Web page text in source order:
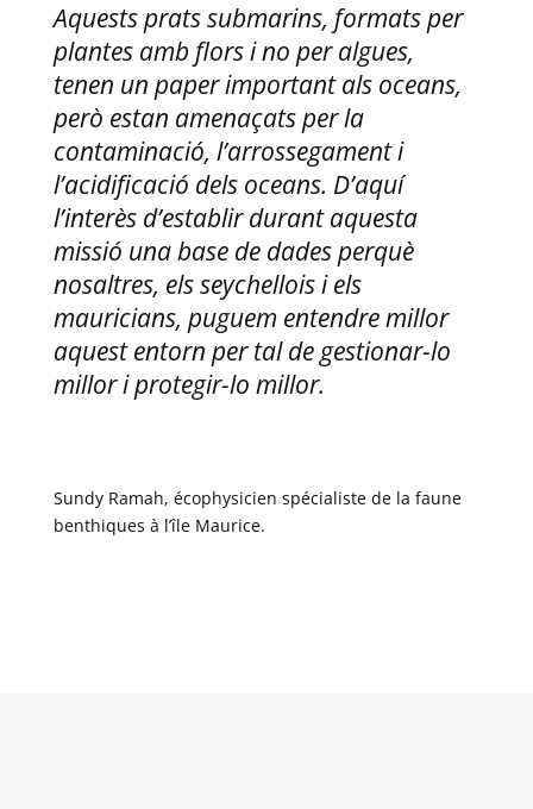
Aquests prats submarins, formats per
plantes amb flors i no per algues,
tenen un paper important als oceans,
però estan amenaçats per la
contaminació, l’arrossegament i
l’acidificació dels oceans. D’aquí
l’interès d’establir durant aquesta
missió una base de dades perquè
nosaltres, els seychellois i els
mauricians, puguem entendre millor
aquest entorn per tal de gestionar-lo
millor i protegir-lo millor.
Sundy Ramah, écophysicien spécialiste de la faune
benthiques à l’île Maurice.